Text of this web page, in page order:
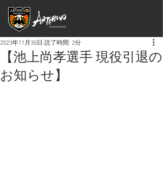
【池上尚孝選手 現役引退の
お知らせ】
2023年11月30日 読了時間: 2分